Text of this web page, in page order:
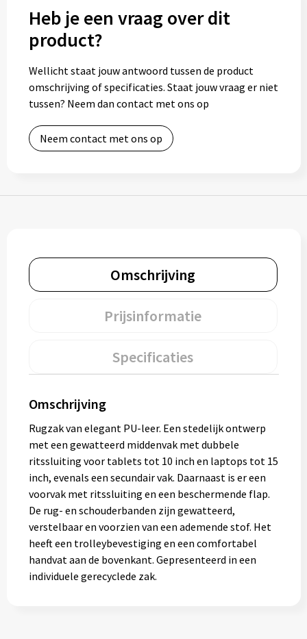
Eten & drinken
Bidons
Drinkbekers
Drinkflessen
Thermosflessen
Lunchboxen
Paraplu's
Stormparaplu's
Klassieke paraplu's
Opvouwbare paraplu's
Divers
Technologie
Heb je een vraag over dit
product?
Wellicht staat jouw antwoord tussen de product
omschrijving of specificaties. Staat jouw vraag er niet
tussen? Neem dan contact met ons op
Neem contact met ons op
Omschrijving
Prijsinformatie
Specificaties
Omschrijving
Rugzak van elegant PU-leer. Een stedelijk ontwerp
met een gewatteerd middenvak met dubbele
ritssluiting voor tablets tot 10 inch en laptops tot 15
inch, evenals een secundair vak. Daarnaast is er een
voorvak met ritssluiting en een beschermende flap.
De rug- en schouderbanden zijn gewatteerd,
verstelbaar en voorzien van een ademende stof. Het
heeft een trolleybevestiging en een comfortabel
handvat aan de bovenkant. Gepresenteerd in een
individuele gerecyclede zak.